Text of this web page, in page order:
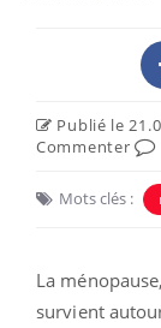
Publié le
Commenter
Mots clés :
La
survient